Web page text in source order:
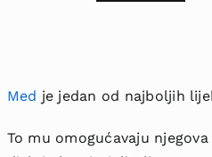
Med je jedan od najboljih
To mu omogućavaju